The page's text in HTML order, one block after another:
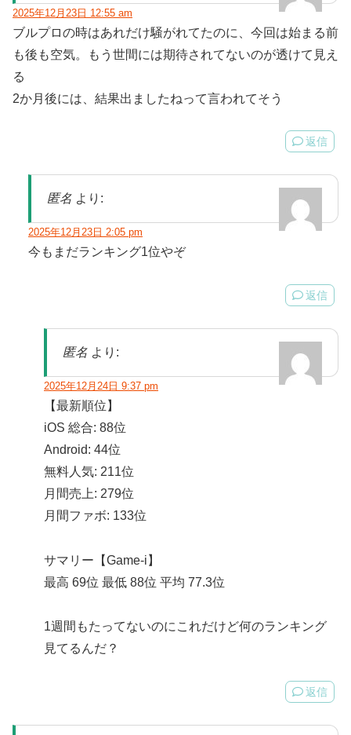
2025年12月23日 12:55 am
ブルプロの時はあれだけ騒がれてたのに、今回は始まる前
も後も空気。もう世間には期待されてないのが透けて見え
る
2か月後には、結果出ましたねって言われてそう
返信
匿名 より:
2025年12月23日 2:05 pm
今もまだランキング1位やぞ
返信
匿名 より:
2025年12月24日 9:37 pm
【最新順位】
iOS 総合: 88位
Android: 44位
無料人気: 211位
月間売上: 279位
月間ファボ: 133位
サマリー【Game-i】
最高 69位 最低 88位 平均 77.3位
1週間もたってないのにこれだけど何のランキング
見てるんだ？
返信